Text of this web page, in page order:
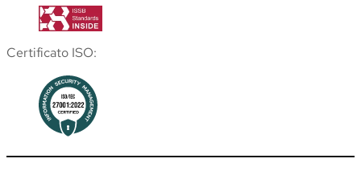
Certificato ISO: